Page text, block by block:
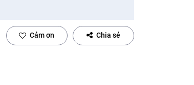
Cảm ơn Chia sẻ